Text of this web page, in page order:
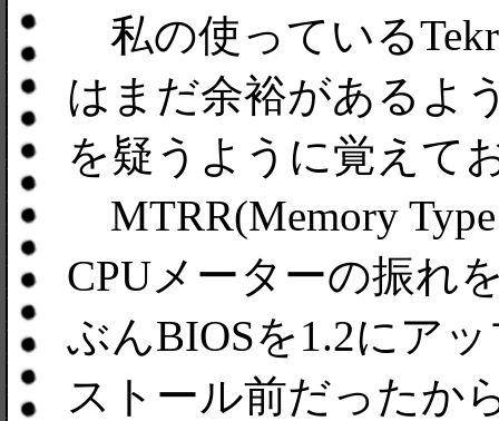
私の使っている
はまだ余裕があるよ
を疑うように覚えて
MTRR(Memory Type
CPUメーターの振れ
ぶんBIOSを1.2にア
ストール前だったか